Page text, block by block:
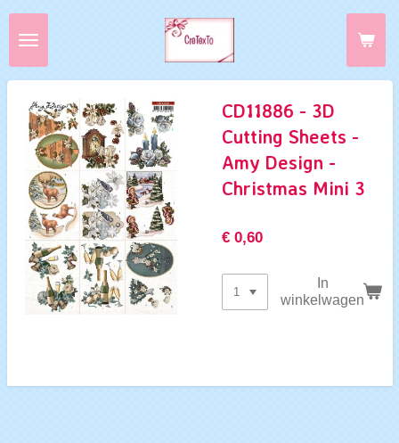
Ga
direct
de
hoofdinhoud
CD11886 - 3D
Cutting Sheets -
Amy Design -
Christmas Mini 3
€ 0,60
In
winkelwagen